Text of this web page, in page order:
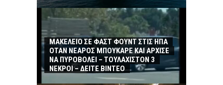
ΜΑΚΕΛΕΙΟ ΣΕ ΦΑΣΤ ΦΟΥΝΤ ΣΤΙΣ ΗΠΑ
ΟΤΑΝ ΝΕΑΡΟΣ ΜΠΟΥΚΑΡΕ ΚΑΙ ΑΡΧΙΣΕ
ΝΑ ΠΥΡΟΒΟΛΕΙ – ΤΟΥΛΑΧΙΣΤΟΝ 3
ΝΕΚΡΟΙ – ΔΕΙΤΕ ΒΙΝΤΕΟ